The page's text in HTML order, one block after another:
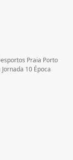
Praia Porto
10 Época